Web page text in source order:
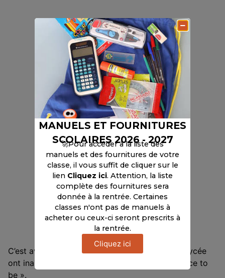
C’est avec une grande fierté que les élèves du lycée
ont inauguré leur tiers- lieu éphémère » The place to
be ».
MANUELS ET FOURNITURES
SCOLAIRES 2026 - 2027
🚀Pour accéder à la liste des
manuels et des fournitures de votre
classe, il vous suffit de cliquer sur le
lien Cliquez ici. Attention, la liste
complète des fournitures sera
donnée à la rentrée. Certaines
classes n'ont pas de manuels à
acheter ou ceux-ci seront prescrits à
la rentrée.
Cliquez ici